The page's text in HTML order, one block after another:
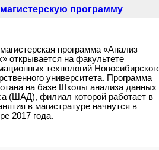
программу
программа «Анализ
открывается на факультете
технологий
университета. Программа
на базе Школы анализа данных
(ШАД), филиал которой работает в
в магистратуре начнутся в
2017 года.